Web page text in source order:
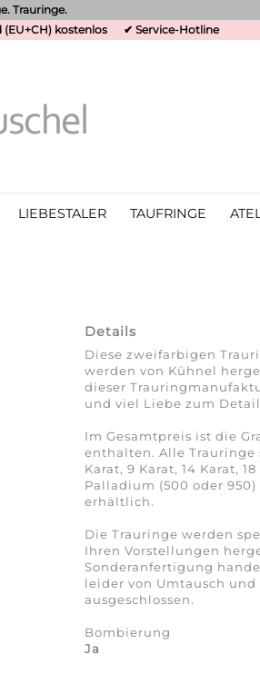
Trauringe.
(EU+CH) kostenlos ✔ Service-Hotline
LIEBESTALER TAUFRINGE
Details
Diese zweifarbigen
werden von Kühnel
dieser
und viel Liebe zum
Im Gesamtpreis ist die
enthalten. Alle Trauringe
Karat, 9 Karat, 14 Karat,
Palladium (500 oder 950)
erhältlich.
Die Trauringe werden
Ihren Vorstellungen
Sonderanfertigung
leider von Umtausch und
ausgeschlossen.
Bombierung
Ja